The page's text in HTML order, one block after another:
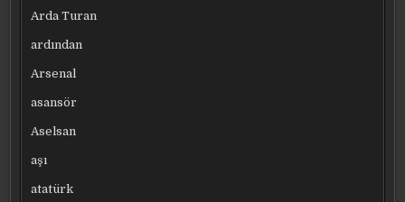
Arda Turan
ardından
Arsenal
asansör
Aselsan
aşı
atatürk